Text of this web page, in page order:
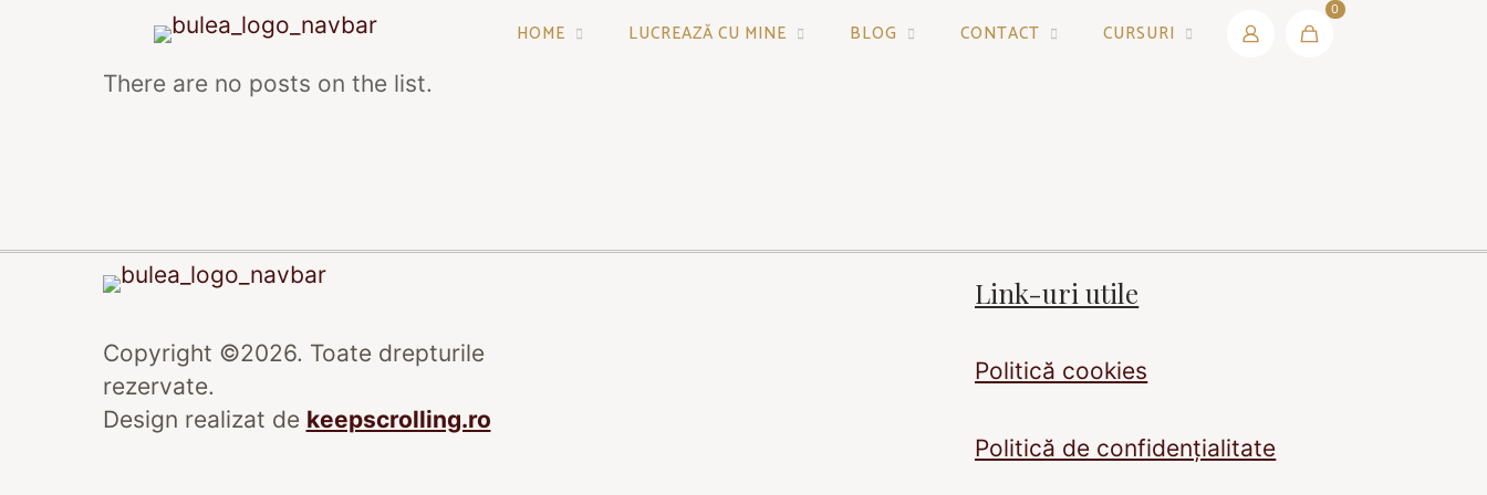
HOME LUCREAZĂ CU MINE BLOG CONTACT CURSURI
0
There are no posts on the list.
Copyright ©2026. Toate drepturile
rezervate.
Design realizat de keepscrolling.ro
Link-uri utile
Politică cookies
Politică de confidențialitate